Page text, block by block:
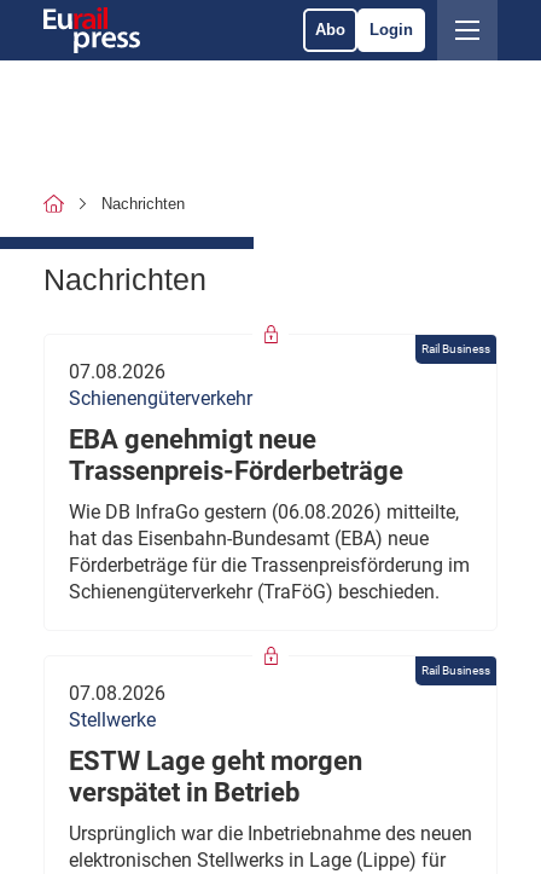
Abo Login
Nachrichten
Nachrichten
Rail Business
07.08.2026
Schienengüterverkehr
EBA genehmigt neue
Trassenpreis-Förderbeträge
Wie DB InfraGo gestern (06.08.2026) mitteilte,
hat das Eisenbahn-Bundesamt (EBA) neue
Förderbeträge für die Trassenpreisförderung im
Schienengüterverkehr (TraFöG) beschieden.
Rail Business
07.08.2026
Stellwerke
ESTW Lage geht morgen
verspätet in Betrieb
Ursprünglich war die Inbetriebnahme des neuen
elektronischen Stellwerks in Lage (Lippe) für